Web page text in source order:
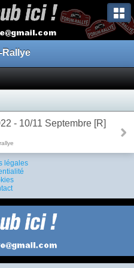
Rallye
- 10/11 Septembre [R]
légales